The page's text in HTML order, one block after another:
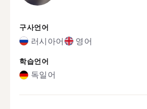
구사언어
러시아어 영어
학습언어
독일어